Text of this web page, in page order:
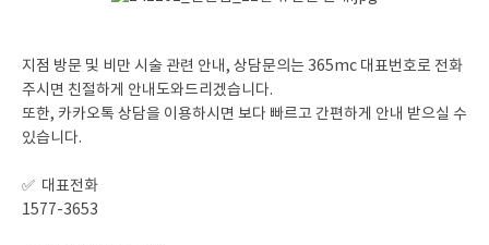
지점 방문 및 비만 시술 관련 안내, 상담문의는 365mc 대표번호로 전화
주시면 친절하게 안내도와드리겠습니다.
또한, 카카오톡 상담을 이용하시면 보다 빠르고 간편하게 안내 받으실 수
있습니다.
✅ 대표전화
1577-3653